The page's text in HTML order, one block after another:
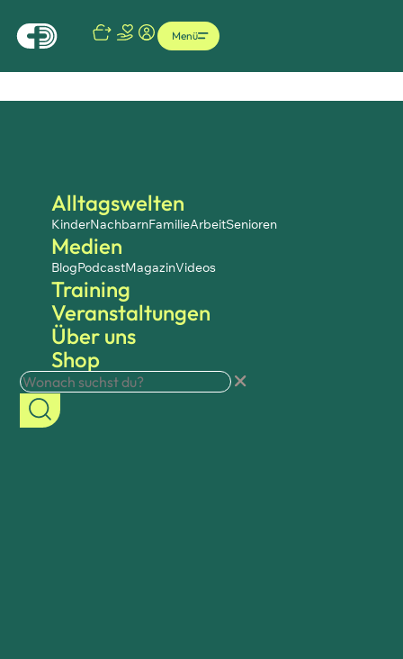
Alltagswelten
KinderNachbarnFamilieArbeitSenioren
Medien
BlogPodcastMagazinVideos
Training
Veranstaltungen
Über uns
Shop
Menü